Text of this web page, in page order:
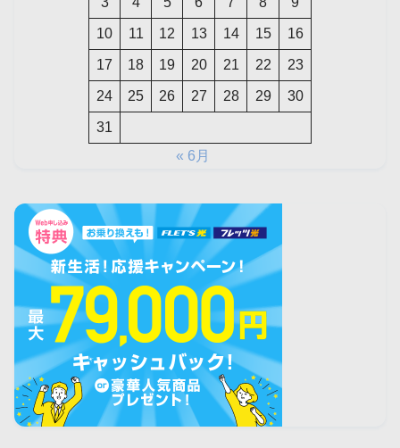
10 11 12 13 14 15 16
17 18 19 20 21 22 23
24 25 26 27 28 29 30
31
« 6月